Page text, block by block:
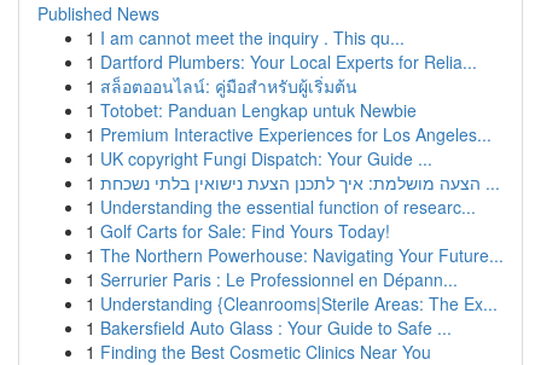
Published News
1 I am cannot meet the inquiry . This qu...
1 Dartford Plumbers: Your Local Experts for Relia...
1 สล็อตออนไลน์: คู่มือสำหรับผู้เริ่มต้น
1 Totobet: Panduan Lengkap untuk Newbie
1 Premium Interactive Experiences for Los Angeles...
1 UK copyright Fungi Dispatch: Your Guide ...
1
הצעה מושלמת: איך לתכנן הצעת נישואין בלתי נשכחת ...
1 Understanding the essential function of researc...
1 Golf Carts for Sale: Find Yours Today!
1 The Northern Powerhouse: Navigating Your Future...
1 Serrurier Paris : Le Professionnel en Dépann...
1 Understanding {Cleanrooms|Sterile Areas: The Ex...
1 Bakersfield Auto Glass : Your Guide to Safe ...
1 Finding the Best Cosmetic Clinics Near You